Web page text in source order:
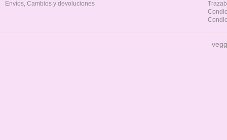
Envíos, Cambios y devoluciones